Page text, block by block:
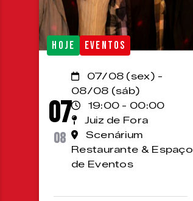
HOJE EVENTOS
07
08
07/08 (sex) -
08/08 (sáb)
19:00 - 00:00
Juiz de Fora
Scenárium
Restaurante & Espaço
de Eventos